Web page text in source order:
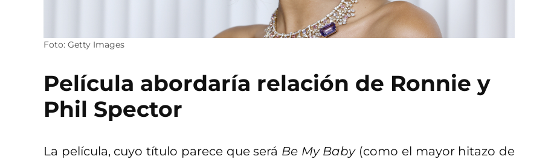
Foto: Getty Images
Película abordaría relación de Ronnie y
Phil Spector
La película, cuyo título parece que será Be My Baby (como el mayor hitazo de